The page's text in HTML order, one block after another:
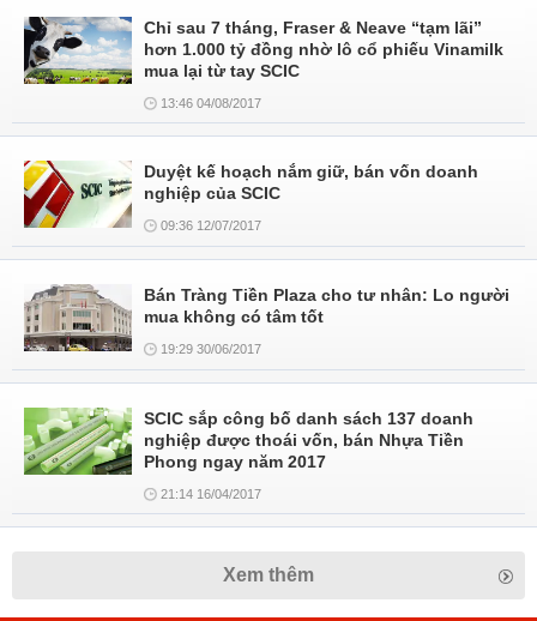
Chỉ sau 7 tháng, Fraser & Neave “tạm lãi”
hơn 1.000 tỷ đồng nhờ lô cổ phiếu Vinamilk
mua lại từ tay SCIC
13:46 04/08/2017
Duyệt kế hoạch nắm giữ, bán vốn doanh
nghiệp của SCIC
09:36 12/07/2017
Bán Tràng Tiền Plaza cho tư nhân: Lo người
mua không có tâm tốt
19:29 30/06/2017
SCIC sắp công bố danh sách 137 doanh
nghiệp được thoái vốn, bán Nhựa Tiền
Phong ngay năm 2017
21:14 16/04/2017
Xem thêm